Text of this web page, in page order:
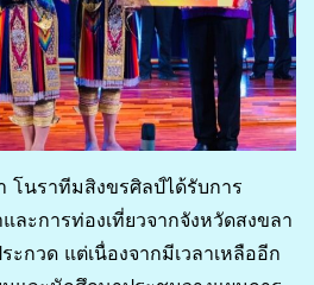
โนราทีมสิงขรศิลป์ได้รับการ
ละการท่องเที่ยวจากจังหวัดสงขลา
ะกวด แต่เนื่องจากมีเวลาเหลืออีก